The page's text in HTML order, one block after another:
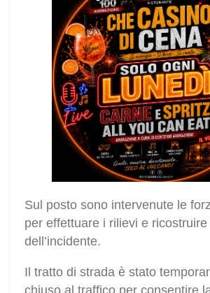
Sul posto sono intervenute le
per effettuare i rilievi e
dell’incidente.
Il tratto di strada è stato